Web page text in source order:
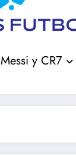
Messi y CR7